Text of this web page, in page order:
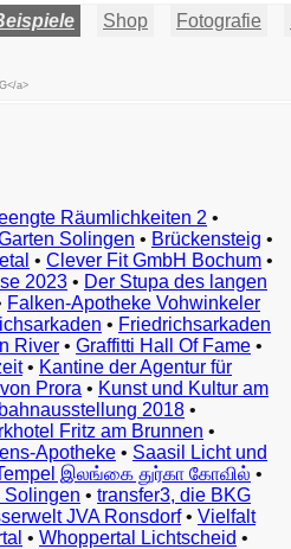
Shop Fotografie
a>
Räumlichkeiten 2 •
Solingen • Brückensteig •
• Clever Fit GmbH Bochum •
2023 • Der Stupa des langen
Falken-Apotheke Vohwinkeler
• Friedrichsarkaden
River • Graffitti Hall Of Fame •
• Kantine der Agentur für
Prora • Kunst und Kultur am
2018 •
Fritz am Brunnen •
Apotheke • Saasil Licht und
இலங்கை துர்கா கோவில் •
Solingen • transfer3, die BKG
JVA Ronsdorf• Vielfalt
• Whoppertal Lichtscheid •